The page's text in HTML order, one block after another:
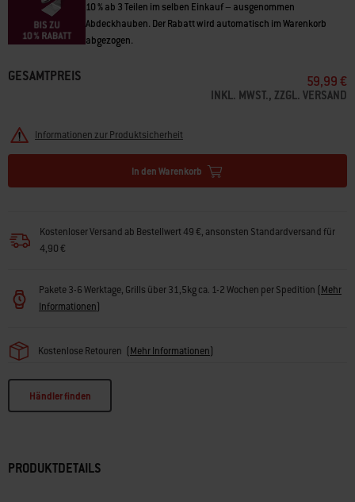
10 % ab 3 Teilen im selben Einkauf – ausgenommen
Abdeckhauben. Der Rabatt wird automatisch im Warenkorb
abgezogen.
GESAMTPREIS 59,99 €
INKL. MWST., ZZGL. VERSAND
Informationen zur Produktsicherheit
In den Warenkorb
Kostenloser Versand ab Bestellwert 49 €, ansonsten Standardversand für
4,90 €
Pakete 3-6 Werktage, Grills über 31,5kg ca. 1-2 Wochen per Spedition (Mehr
Informationen)
Kostenlose Retouren (Mehr Informationen)
Händler finden
PRODUKTDETAILS